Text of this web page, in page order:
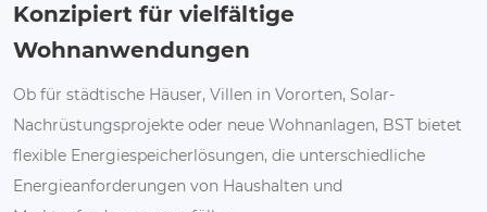
Konzipiert für vielfältige
Wohnanwendungen
Ob für städtische Häuser, Villen in Vororten, Solar-
Nachrüstungsprojekte oder neue Wohnanlagen, BST bietet
flexible Energiespeicherlösungen, die unterschiedliche
Energieanforderungen von Haushalten und